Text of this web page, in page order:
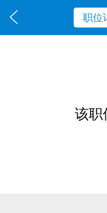
职位
该职